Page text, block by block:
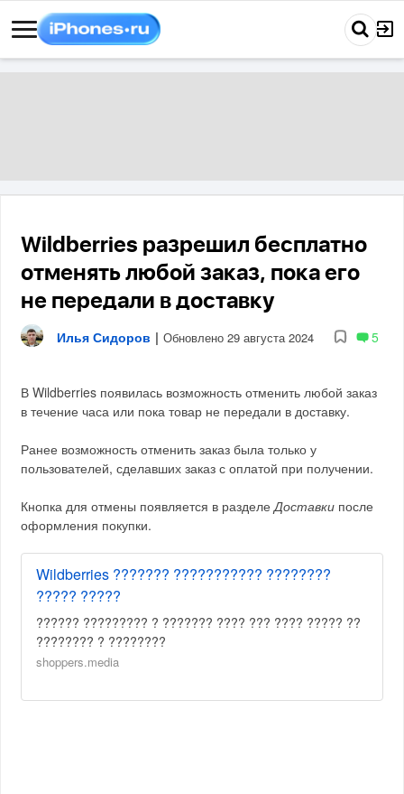
Wildberries разрешил бесплатно
отменять любой заказ, пока его
не передали в доставку
Илья Сидоров | Обновлено 29 августа 2024 5
В Wildberries появилась возможность отменить любой заказ
в течение часа или пока товар не передали в доставку.
Ранее возможность отменить заказ была только у
пользователей, сделавших заказ с оплатой при получении.
Кнопка для отмены появляется в разделеДоставки после
оформления покупки.
Wildberries ??????? ??????????? ????????
????? ?????
?????? ????????? ? ??????? ???? ??? ???? ????? ??
???????? ? ????????
shoppers.media